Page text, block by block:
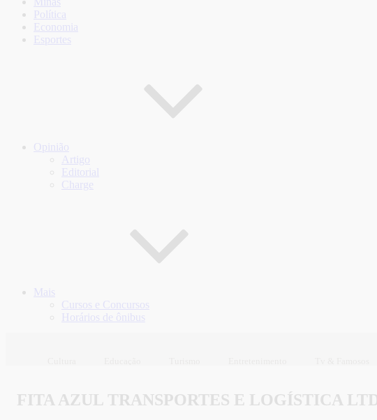
Política
Economia
Esportes
Opinião
Artigo
Editorial
Charge
Mais
Cursos e Concursos
Horários de ônibus
FITA AZUL TRANSPORTES E LOGÍSTICA